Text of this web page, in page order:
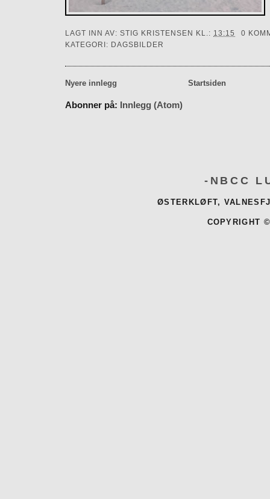
LAGT INN AV: STIG KRISTENSEN KL.: 13:15
0
KATEGORI: DAGSBILDER
Nyere innlegg Startsiden
Abonner på: Innlegg (Atom)
-NBCC
ØSTERKLØFT,
COPYRIGHT